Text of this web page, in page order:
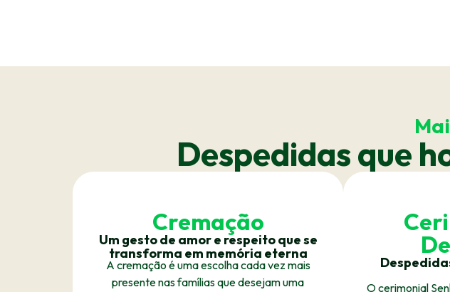
Despedidas que
Cremação
Um gesto de amor e respeito que se
transforma em memória eterna
A cremação é uma escolha cada vez mais
presente nas famílias que desejam uma
O cerimonial